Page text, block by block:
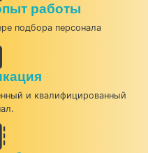
работы
подбора персонала
и квалифицированный